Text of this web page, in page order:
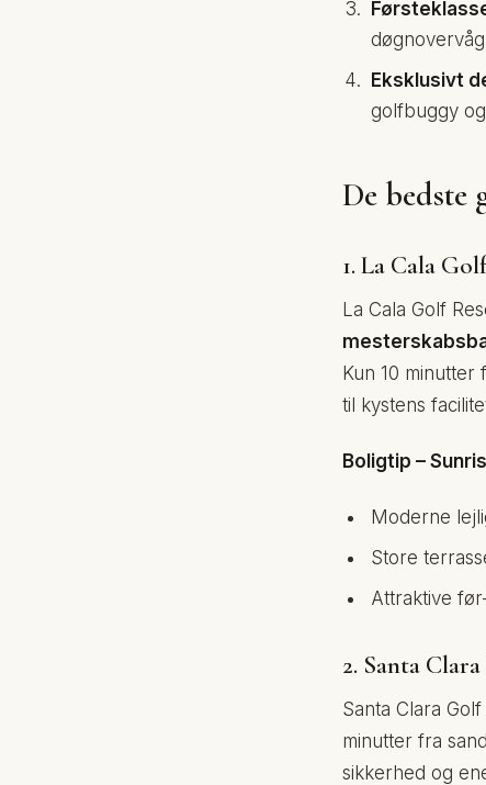
Eksklusivt
golfbuggy
De bedste
1. La Cala
La Cala Golf
Kun 10
til kystens
Boligtip –
Moderne
Store
Attraktive
2. Santa
Santa Clara
minutter fra
sikkerhed og